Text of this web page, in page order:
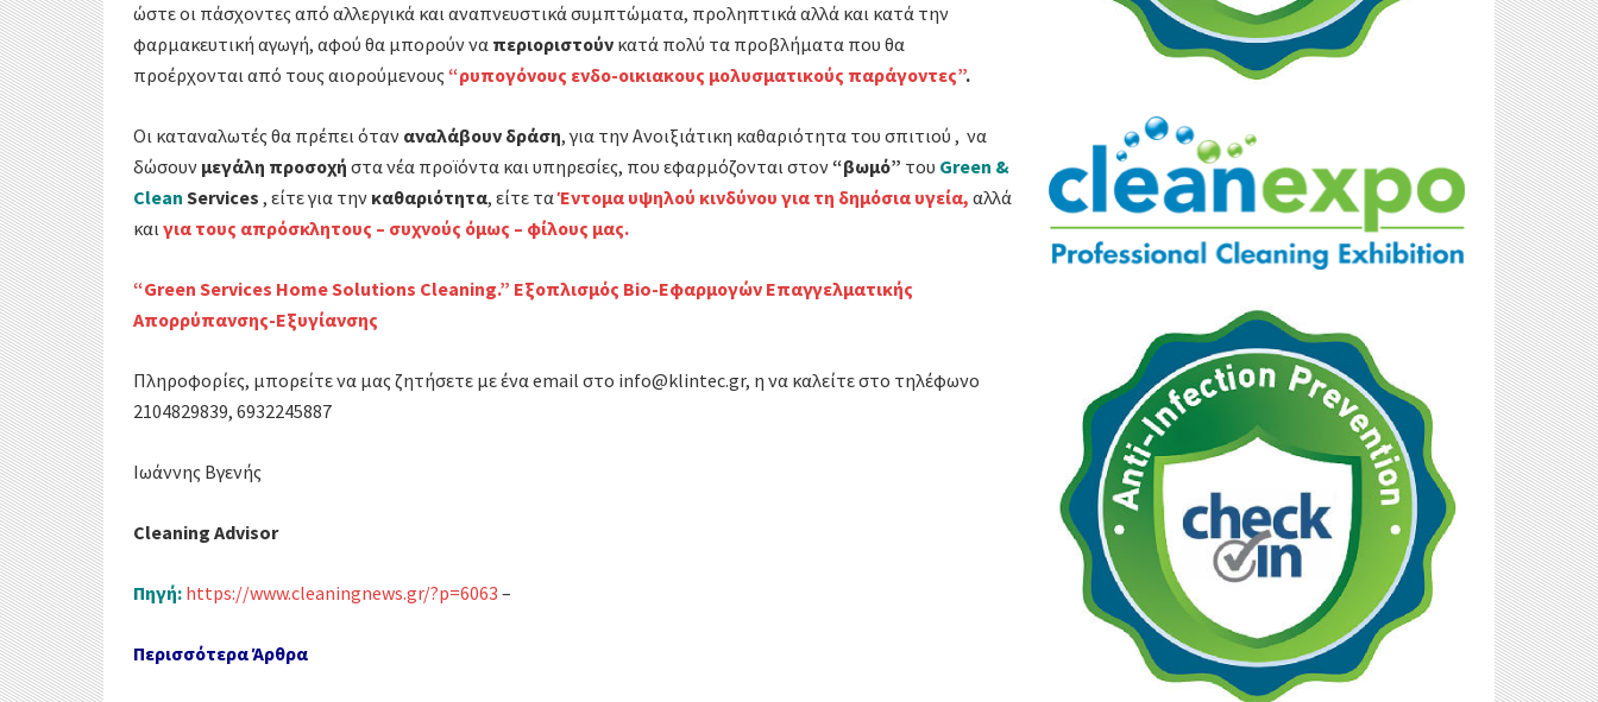
ώστε οι πάσχοντες από αλλεργικά και αναπνευστικά συμπτώματα, προληπτικά αλλά και κατά την
φαρμακευτική αγωγή, αφού θα μπορούν να περιοριστούν κατά πολύ τα προβλήματα που θα
προέρχονται από τους αιορούμενους “ρυπογόνους ενδο-οικιακους μολυσματικούς παράγοντες”.
Οι καταναλωτές θα πρέπει όταν αναλάβουν δράση, για τηνΑνοιξιάτικη καθαριότητα του σπιτιού , να
δώσουν μεγάλη προσοχή στα νέα προϊόντα και υπηρεσίες, που εφαρμόζονται στον “βωμό” του Green &
Clean Services , είτε για την καθαριότητα, είτε ταΈντομα υψηλού κινδύνου για τη δημόσια υγεία, αλλά
καιγια τους απρόσκλητους – συχνούς όμως – φίλους μας.
“Green Services Home Solutions Cleaning.” Εξοπλισμός Bio-Εφαρμογών Επαγγελματικής
Απορρύπανσης-Εξυγίανσης
Πληροφορίες, μπορείτε να μας ζητήσετε με ένα email στο info@klintec.gr, η να καλείτε στο τηλέφωνο
2104829839, 6932245887
Ιωάννης Βγενής
Cleaning Advisor
Πηγή: https://www.cleaningnews.gr/?p=6063 –
Περισσότερα Άρθρα